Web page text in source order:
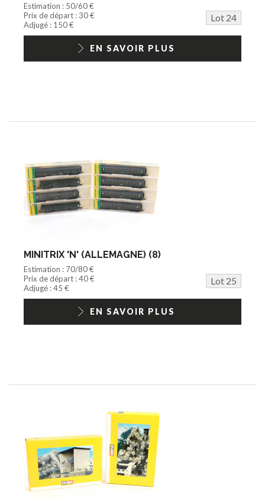
Estimation : 50/60 €
Prix de départ : 30 €
Lot 24
Adjugé : 150 €
EN SAVOIR PLUS
MINITRIX 'N' (ALLEMAGNE) (8)
Estimation : 70/80 €
Prix de départ : 40 €
Lot 25
Adjugé : 45 €
EN SAVOIR PLUS